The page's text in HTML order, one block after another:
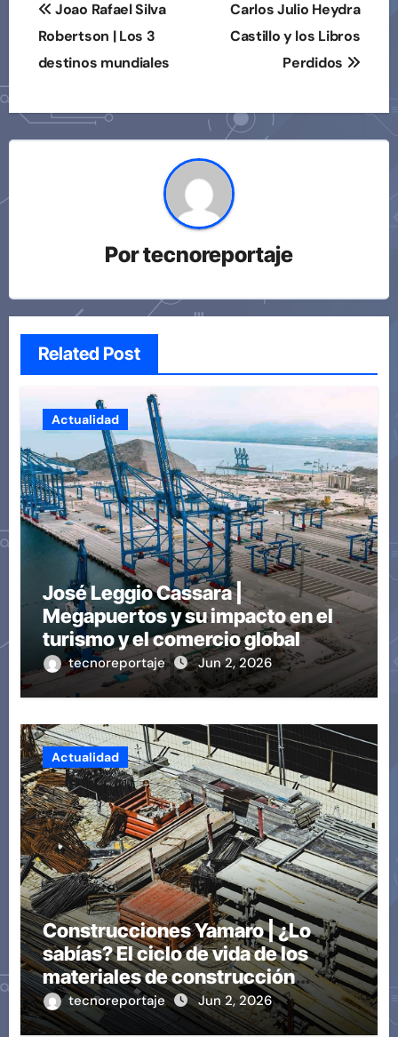
de
entradas
Joao Rafael Silva
Robertson | Los 3
destinos mundiales
Carlos Julio Heydra
Castillo y los Libros
Perdidos
Portecnoreportaje
Related Post
Actualidad
José Leggio Cassara |
Megapuertos y su impacto en el
turismo y el comercio global
tecnoreportaje Jun 2, 2026
Actualidad
Construcciones Yamaro | ¿Lo
sabías? El ciclo de vida de los
materiales de construcción
revoluciona eficiencia en
proyectos modernos
tecnoreportaje Jun 2, 2026